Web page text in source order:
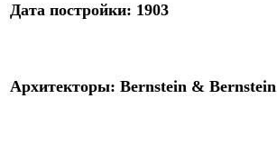
Дата постройки: 1903
Архитекторы: Bernstein & Bernstein